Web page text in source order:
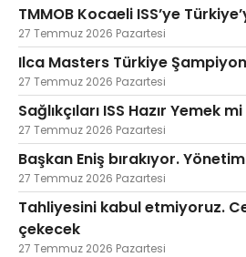
TMMOB Kocaeli ISS’ye
27 Temmuz 2026 Pazartesi
Ilca Masters Türkiye
27 Temmuz 2026 Pazartesi
Sağlıkçıları ISS Hazır Yemek
27 Temmuz 2026 Pazartesi
Başkan Eniş bırakıyor.
27 Temmuz 2026 Pazartesi
Tahliyesini kabul etmiyoruz.
çekecek
27 Temmuz 2026 Pazartesi